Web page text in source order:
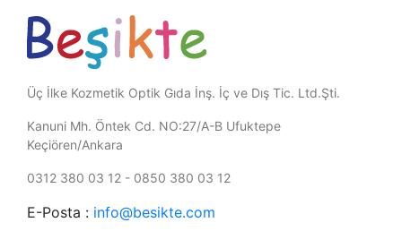
Üç İlke Kozmetik Optik Gıda İnş. İç ve Dış Tic. Ltd.Şti.
Kanuni Mh. Öntek Cd. NO:27/A-B Ufuktepe
Keçiören/Ankara
0312 380 03 12 - 0850 380 03 12
E-Posta : info@besikte.com